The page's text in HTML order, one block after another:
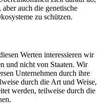
auch die genetische
zu schützen.
Werten interessieren wir
und nicht von Staaten. Wir
Unternehmen durch ihre
durch die Art und Weise,
werden, teilweise durch die